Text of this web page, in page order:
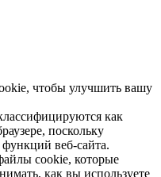
чтобы улучшить вашу
как
поскольку
веб-сайта.
cookie, которые
как вы используете